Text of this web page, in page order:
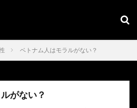
ベトナム人はモラルがない？
がない？